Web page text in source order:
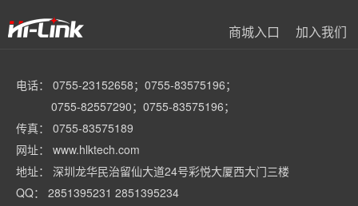
商城入口 加入我们
电话： 0755-23152658；0755-83575196；
0755-82557290；0755-83575196；
传真： 0755-83575189
网址： www.hlktech.com
地址： 深圳龙华民治留仙大道24号彩悦大厦西大门三楼
QQ： 2851395231 2851395234